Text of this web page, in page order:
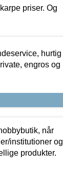
priser. Og
hurtig
engros og
når
institutioner og
produkter.